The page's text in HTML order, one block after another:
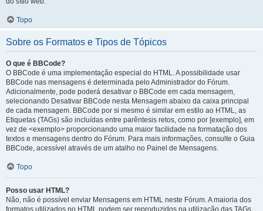
Topo
Sobre os Formatos e Tipos de Tópicos
O que é BBCode?
O BBCode é uma implementação especial do HTML. A possibilidade usar
BBCode nas mensagens é determinada pelo Administrador do Fórum.
Adicionalmente, pode poderá desativar o BBCode em cada mensagem,
selecionando Desativar BBCode nesta Mensagem abaixo da caixa principal
de cada mensagem. BBCode por si mesmo é similar em estilo ao HTML, as
Etiquetas (TAGs) são incluídas entre parêntesis retos, como por [exemplo], em
vez de <exemplo> proporcionando uma maior facilidade na formatação dos
textos e mensagens dentro do Fórum. Para mais informações, consulte o Guia
BBCode, acessível através de um atalho no Painel de Mensagens.
Topo
Posso usar HTML?
Não, não é possível enviar Mensagens em HTML neste Fórum. A maioria dos
formatos utilizados no HTML podem ser reproduzidos na utilização das TAGs